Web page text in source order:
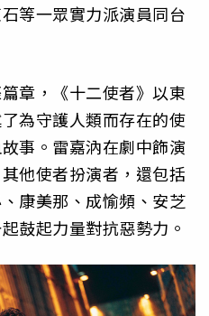
等一眾實力派演員同台
章，《十二使者》以東
為守護人類而存在的使
事。雷嘉汭在劇中飾演
他使者扮演者，還包括
康美那、成愉頻、安芝
鼓起力量對抗惡勢力。